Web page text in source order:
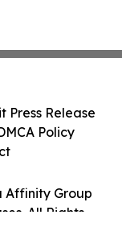
Affinity Group
All Rights
Press Release
Policy